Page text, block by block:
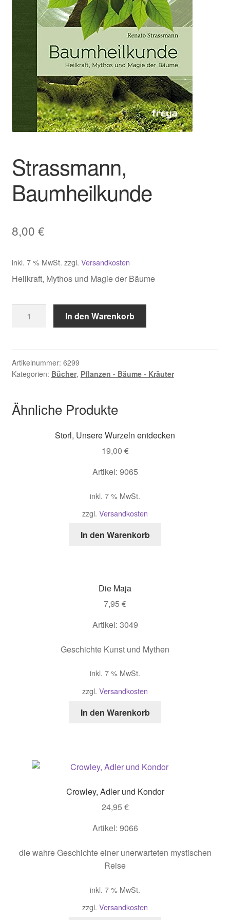
Strassmann,
Baumheilkunde
8,00 €
inkl. 7 % MwSt. zzgl. Versandkosten
Heilkraft, Mythos und Magie der Bäume
Baumheilkunde
In den Warenkorb
Artikelnummer: 6299
Kategorien: Bücher, Pflanzen - Bäume - Kräuter
Ähnliche Produkte
Storl, Unsere Wurzeln entdecken
19,00 €
Artikel: 9065
inkl. 7 % MwSt.
zzgl. Versandkosten
In den Warenkorb
Die Maja
7,95 €
Artikel: 3049
Geschichte Kunst und Mythen
inkl. 7 % MwSt.
zzgl. Versandkosten
In den Warenkorb
Crowley, Adler und Kondor
24,95 €
Artikel: 9066
die wahre Geschichte einer unerwarteten mystischen
Reise
inkl. 7 % MwSt.
zzgl. Versandkosten